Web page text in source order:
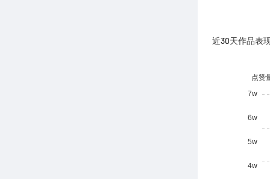
近30天作品表